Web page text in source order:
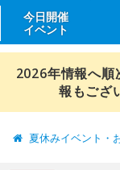
今日開催
イベント
2026年情報へ順
報もござ
夏休みイベント・